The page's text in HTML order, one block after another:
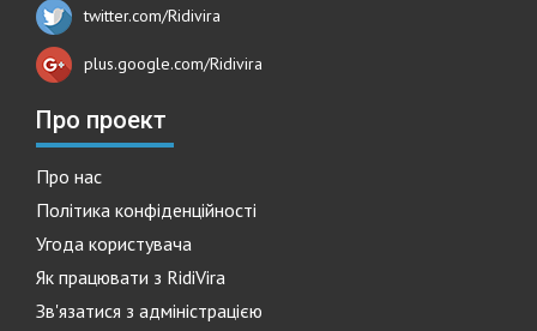
twitter.com/Ridivira
plus.google.com/Ridivira
Про проект
Про нас
Політика конфіденційності
Угода користувача
Як працювати з RidiVira
Зв'язатися з адміністрацією